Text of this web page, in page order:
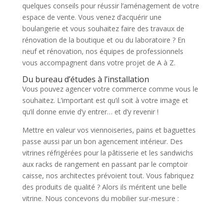
quelques conseils pour réussir l’aménagement de votre
espace de vente. Vous venez d’acquérir une
boulangerie et vous souhaitez faire des travaux de
rénovation de la boutique et ou du laboratoire ? En
neuf et rénovation, nos équipes de professionnels
vous accompagnent dans votre projet de A à Z.
Du bureau d’études à l’installation
Vous pouvez agencer votre commerce comme vous le
souhaitez. L’important est qu’il soit à votre image et
qu’il donne envie d’y entrer… et d’y revenir !
Mettre en valeur vos viennoiseries, pains et baguettes
passe aussi par un bon agencement intérieur. Des
vitrines réfrigérées pour la pâtisserie et les sandwichs
aux racks de rangement en passant par le comptoir
caisse, nos architectes prévoient tout. Vous fabriquez
des produits de qualité ? Alors ils méritent une belle
vitrine. Nous concevons du mobilier sur-mesure :